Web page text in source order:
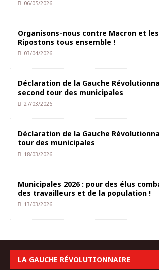
06/05/2026
Organisons-nous contre Macron et
Ripostons tous ensemble !
03/04/2026
Déclaration de la Gauche
second tour des municipales
27/03/2026
Déclaration de la Gauche
tour des municipales
18/03/2026
Municipales 2026 : pour des élus
des travailleurs et de la population !
13/03/2026
LA GAUCHE RÉVOLUTIONNAIRE